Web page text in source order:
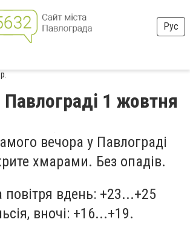
Рус
1 жовтня
вечора у Павлограді
хмарами. Без опадів.
повітря вдень: +23...+25
вночі: +16...+19.